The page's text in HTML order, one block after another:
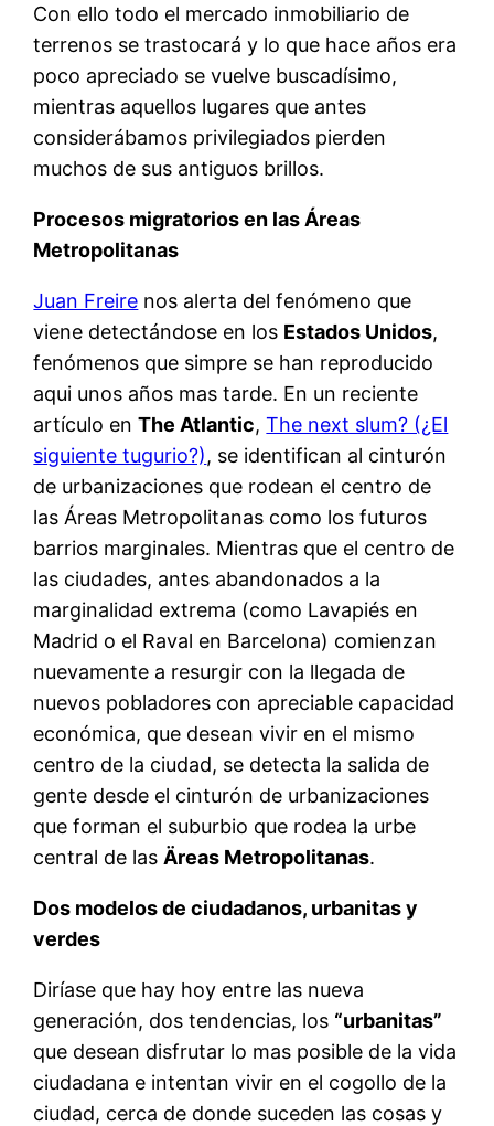
Con ello todo el mercado inmobiliario de
terrenos se trastocará y lo que hace años era
poco apreciado se vuelve buscadísimo,
mientras aquellos lugares que antes
considerábamos privilegiados pierden
muchos de sus antiguos brillos.
Procesos migratorios en las Áreas
Metropolitanas
Juan Freire nos alerta del fenómeno que
viene detectándose en los Estados Unidos,
fenómenos que simpre se han reproducido
aqui unos años mas tarde. En un reciente
artículo enThe Atlantic,The next slum? (¿El
siguiente tugurio?), se identifican al cinturón
de urbanizaciones que rodean el centro de
las Áreas Metropolitanas como los futuros
barrios marginales. Mientras que el centro de
las ciudades, antes abandonados a la
marginalidad extrema (como Lavapiés en
Madrid o el Raval en Barcelona) comienzan
nuevamente a resurgir con la llegada de
nuevos pobladores con apreciable capacidad
económica, que desean vivir en el mismo
centro de la ciudad, se detecta la salida de
gente desde el cinturón de urbanizaciones
que forman el suburbio que rodea la urbe
central de las Äreas Metropolitanas.
Dos modelos de ciudadanos, urbanitas y
verdes
Diríase que hay hoy entre las nueva
generación, dos tendencias, los “urbanitas”
que desean disfrutar lo mas posible de la vida
ciudadana e intentan vivir en el cogollo de la
ciudad, cerca de donde suceden las cosas y